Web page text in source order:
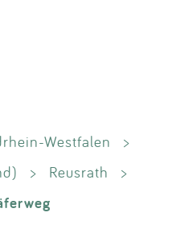
Westfalen
>
> Reusrath >